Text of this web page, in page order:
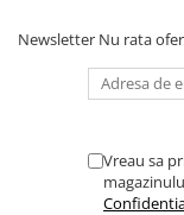
Newsletter Nu rata
Vreau sa